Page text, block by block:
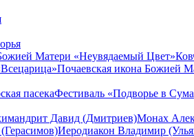
Матери «Неувядаемый Цвет»
Почаевская икона Божией
пасекаФестиваль «Подворье в
Давид (Дмитриев)Монах
Иеродиакон Владимир